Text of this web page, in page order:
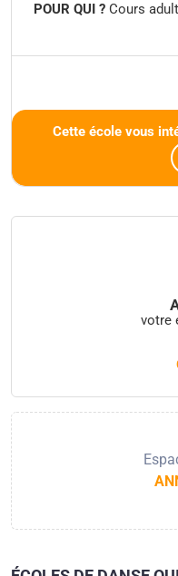
POUR QUI ? Cours
Cette école vous
votre